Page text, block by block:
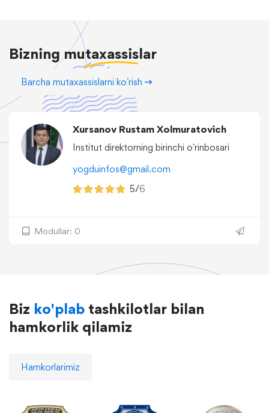
Bizningmutaxassislar
Barcha mutaxassislarni ko`rish
Xursanov Rustam Xolmuratovich
Institut direktorning birinchi o`rinbosari
yogduinfos@gmail.com
5/6
Modullar: 0
Biz ko'plab tashkilotlar bilan
hamkorlik qilamiz
Hamkorlarimiz